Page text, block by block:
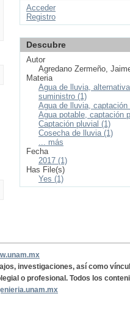
Acceder
Registro
Descubre
Autor
Agredano Zermeño,
Materia
Agua de lluvia,
suministro (1)
Agua de lluvia, captación
Agua potable, captación
Captación pluvial (1)
Cosecha de lluvia (1)
... más
Fecha
2017 (1)
Has File(s)
Yes (1)
investigaciones, así como
o profesional. Todos los